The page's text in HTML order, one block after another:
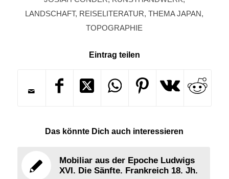
LANDSCHAFT, REISELITERATUR,THEMA JAPAN,
TOPOGRAPHIE
Eintrag teilen
Das könnte Dich auch interessieren
Mobiliar aus der Epoche Ludwigs
XVI. Die Sänfte. Frankreich 18. Jh.